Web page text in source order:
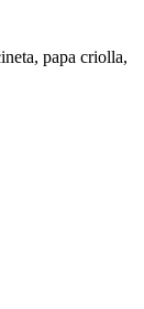
papa criolla,